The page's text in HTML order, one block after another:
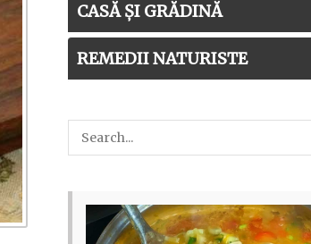
CASĂ ȘI GRĂDINĂ
REMEDII NATURISTE